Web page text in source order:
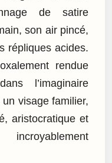
de satire
son air pincé,
répliques acides.
rendue
l’imaginaire
visage familier,
aristocratique et